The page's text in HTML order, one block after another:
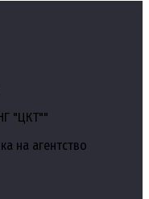
"ЦКТ""
на агентство